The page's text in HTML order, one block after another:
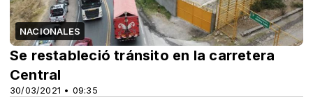
NACIONALES
30/03/2021 • 09:35
Se restableció tránsito en la carretera
Central